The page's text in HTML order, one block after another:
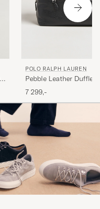
POLO RALPH LAUREN
Pebble Leather Duffle
7 299,-